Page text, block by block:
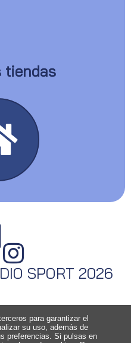
tiendas
SPORT 2026
para garantizar el
su uso, además de
preferencias. Si pulsas en